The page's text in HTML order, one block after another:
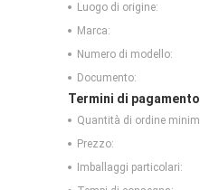
Luogo di origine:
Marca:
Numero di modello:
Documento:
Termini di
Quantità di ordine
Prezzo:
Imballaggi particolari: